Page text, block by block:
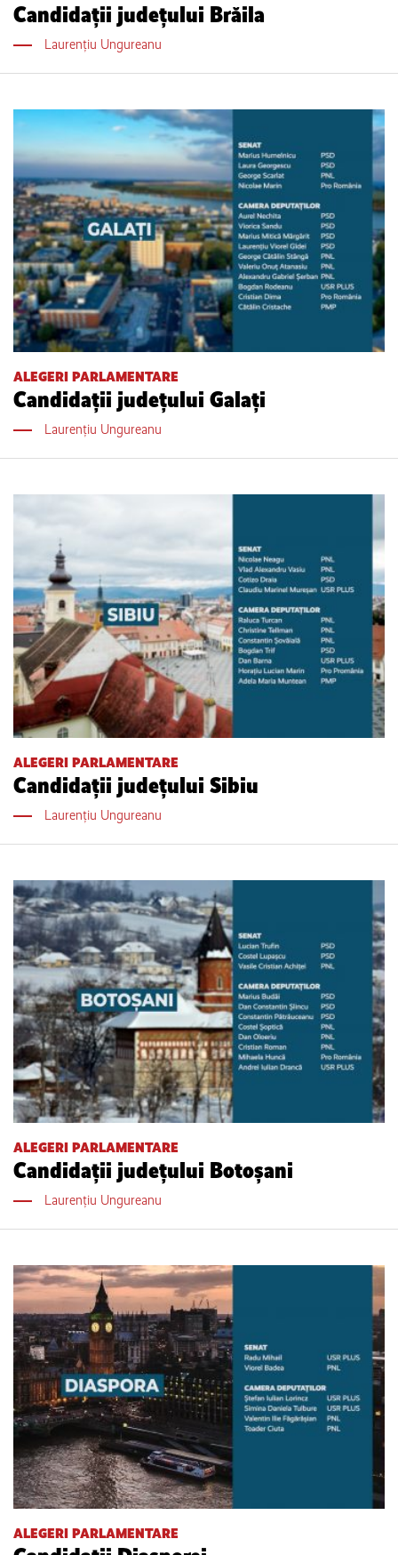
Candidații județului Brăila
Laurențiu Ungureanu
ALEGERI PARLAMENTARE
Candidații județului Galați
Laurențiu Ungureanu
ALEGERI PARLAMENTARE
Candidații județului Sibiu
Laurențiu Ungureanu
ALEGERI PARLAMENTARE
Candidații județului Botoșani
Laurențiu Ungureanu
ALEGERI PARLAMENTARE